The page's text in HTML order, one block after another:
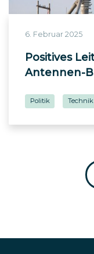
6. Februar 2025
Positives
Antennen-
Politik Technik